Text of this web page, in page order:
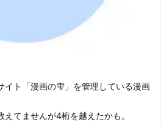
イト「漫画の雫」を管理している漫画
てませんが4桁を越えたかも。